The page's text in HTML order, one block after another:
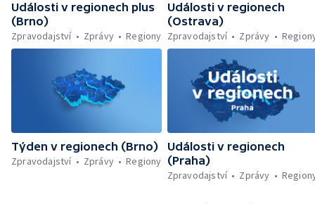
Události v regionech plus
(Brno)
Zpravodajství
Zprávy Regiony
Události v regionech
(Ostrava)
Zpravodajství
Zprávy
Týden v regionech (Brno)
Zpravodajství
Zprávy Regiony
Události v regionech
(Praha)
Zpravodajství
Zprávy